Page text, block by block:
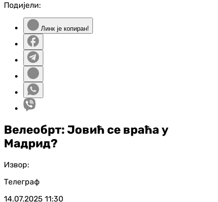
Подијели:
Линк је копиран!
Велеобрт: Јовић се враћа у
Мадрид?
Извор:
Телеграф
14.07.2025 11:30